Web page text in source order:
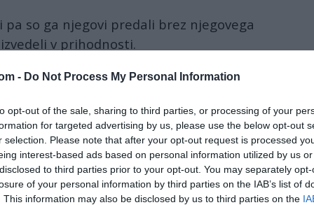
- Do Not Process My Personal Information
opt-out of the sale, sharing to third parties, or processing of your
for targeted advertising by us, please use the below opt-out
selection. Please note that after your opt-out request is processed
interest-based ads based on personal information utilized by us
to third parties prior to your opt-out. You may separately
of your personal information by third parties on the IAB’s list of
This information may also be disclosed by us to third parties on the
pa so ga njegovi predali brez njegovega
v prihodnosti.
moralo, če je bila kapitulacija Venezuele
Madurovih varnostnikov – po
in line-under the rain-to pay homage to
their lives in an assimetrical and brutal fight
kidnapped Maduro.